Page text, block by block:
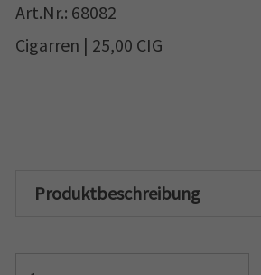
Art.Nr.: 68082
Cigarren | 25,00 CIG
Produktbeschreibung